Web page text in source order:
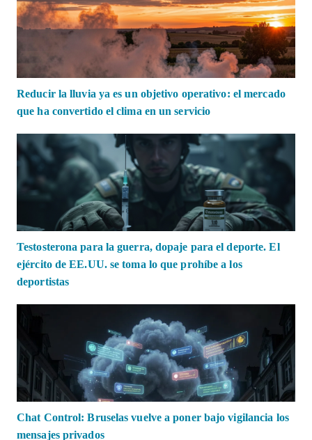
Reducir la lluvia ya es un objetivo operativo: el mercado
que ha convertido el clima en un servicio
Testosterona para la guerra, dopaje para el deporte. El
ejército de EE.UU. se toma lo que prohíbe a los
deportistas
Chat Control: Bruselas vuelve a poner bajo vigilancia los
mensajes privados